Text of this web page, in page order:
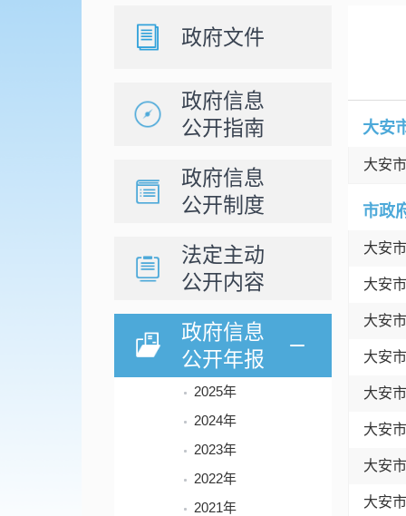
政府文件
政府信息
公开指南
政府信息
公开制度
法定主动
公开内容
政府信息
公开年报
2025年
2024年
2023年
2022年
2021年
大安
大安
市政
大安
大安
大安
大安
大安
大安
大安
大安